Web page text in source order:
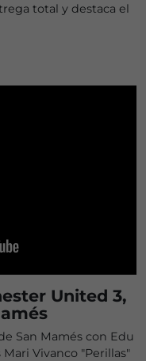
total y destaca el
United 3,
San Mamés con Edu
Vivanco "Perillas"